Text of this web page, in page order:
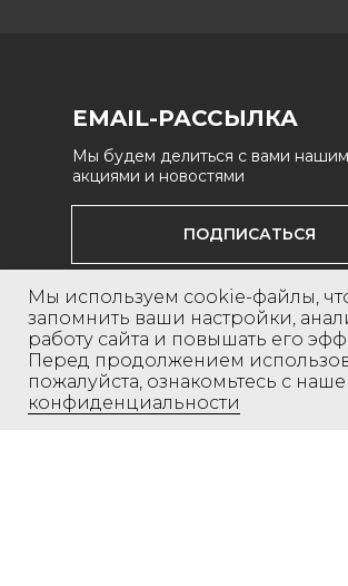
EMAIL-РАССЫЛКА
Мы будем делиться с вами
акциями и новостями
ИНФОРМАЦИЯ
О нас
Коллекции
Доставка
ПОДПИСАТЬСЯ
Мы используем cookie-файлы,
запомнить ваши настройки,
работу сайта и повышать его
Перед продолжением
пожалуйста, ознакомьтесь с
конфиденциальности